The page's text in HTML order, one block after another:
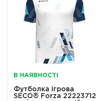
В НАЯВНОСТІ
Футболка ігрова
SECO® Forza 22223712